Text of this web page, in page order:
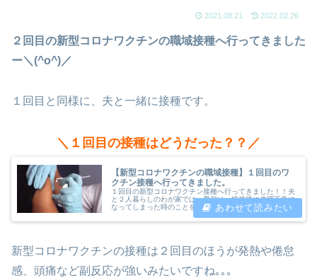
2021.08.21 2022.02.26
２回目の新型コロナワクチンの職域接種へ行ってきました
ー＼(^o^)／
１回目と同様に、夫と一緒に接種です。
＼１回目の接種はどうだった？？／
【新型コロナワクチンの職域接種】１回目のワ
クチン接種へ行ってきました。
１回目の新型コロナワクチン接種へ行ってきました！！夫
と２人暮らしのわが家では、最初は、接種後に体調不良に
なってしまった時のことを考えて夫婦別々にワクチン接種
をしようと思ってました。それが、私の勤め先で新型コロ
ナワクチンの職域接種ができること...
新型コロナワクチンの接種は２回目のほうが発熱や倦怠
感、頭痛など副反応が強いみたいですね｡｡｡